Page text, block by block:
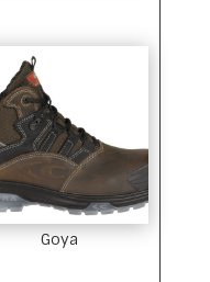
Goya